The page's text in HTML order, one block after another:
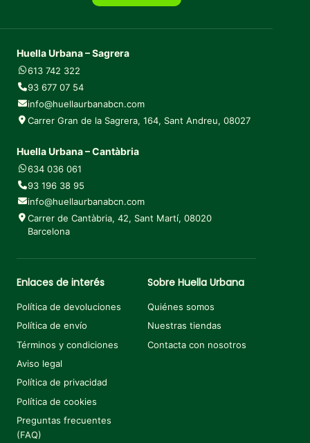
Huella Urbana – Sagrera
613 742 322
93 677 07 54
info@huellaurbanabcn.com
Carrer Gran de la Sagrera, 164, Sant Andreu, 08027
Huella Urbana – Cantàbria
634 036 061
93 196 38 95
info@huellaurbanabcn.com
Carrer de Cantàbria, 42, Sant Martí, 08020
Barcelona
Enlaces de interés
Política de devoluciones
Política de envío
Términos y condiciones
Aviso legal
Política de privacidad
Política de cookies
Preguntas frecuentes
(FAQ)
Sobre Huella Urbana
Quiénes somos
Nuestras tiendas
Contacta con nosotros
Suscríbete y consigue un